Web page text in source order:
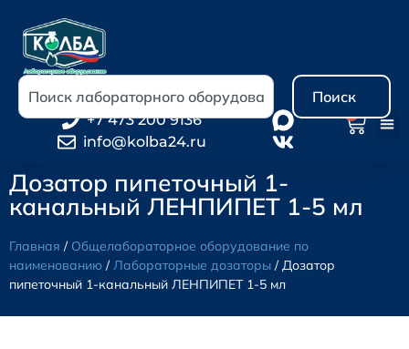
Поиск
+7 473 200 9136
info@kolba24.ru
Дозатор пипеточный 1-
канальный ЛЕНПИПЕТ 1-5 мл
Главная / Общелабораторное оборудование по
наименованию /Лабораторные дозаторы / Дозатор
пипеточный 1-канальный ЛЕНПИПЕТ 1-5 мл